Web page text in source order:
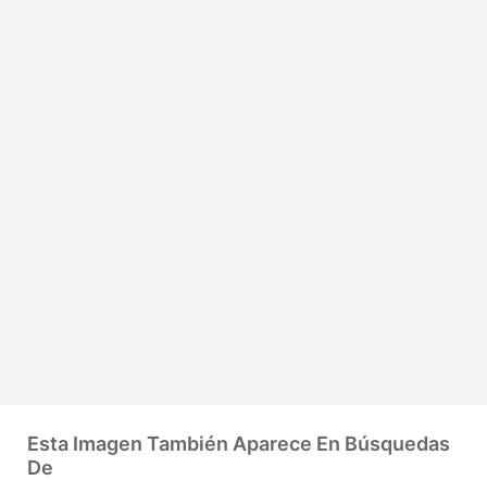
Esta Imagen También Aparece En Búsquedas
De